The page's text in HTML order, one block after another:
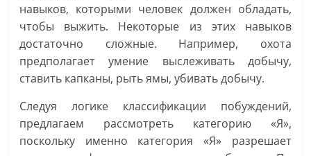
навыков, которыми человек должен обладать,
чтобы выжить. Некоторые из этих навыков
достаточно сложные. Например, охота
предполагает умение выслеживать добычу,
ставить капканы, рыть ямы, убивать добычу.
Следуя логике классификации побуждений,
предлагаем рассмотреть категорию «Я»,
поскольку именно категория «Я» разрешает